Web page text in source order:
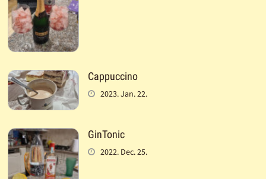
Cappuccino
2023. Jan. 22.
GinTonic
2022. Dec. 25.